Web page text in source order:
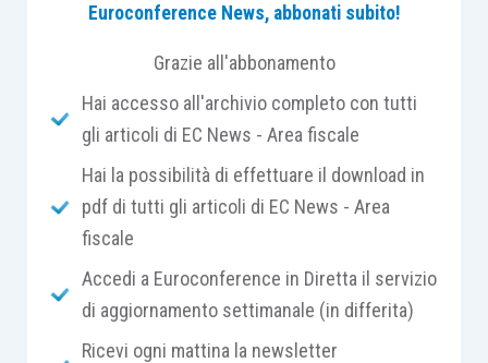
situazione non è infrequente e si presenta
non ha colto l’occasione, laddove avesse
avuto i requisiti (articolo 30e
D.P.R. 633/1972 ), di presentare ilmodello
TR (in applicazione dell’articolo 8 del
D.P.R. 542/1999
credito trimestrale
(per i primi tre
trimestri) da utilizzare in compensazione
Euroconference News, abbonati subito!
Grazie all'abbonamento
Hai accesso all'archivio completo con tutti
gli articoli di EC News - Area fiscale
Hai la possibilità di effettuare il download in
pdf di tutti gli articoli di EC News - Area
fiscale
Accedi a Euroconference in Diretta il servizio
di aggiornamento settimanale (in differita)
Ricevi ogni mattina la newsletter